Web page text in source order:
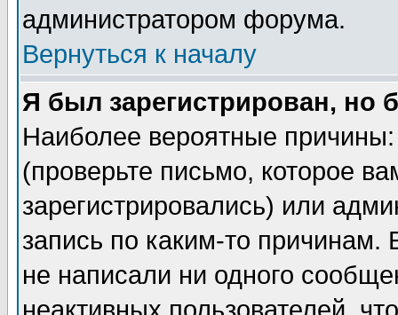
администратором форума.
Вернуться к началу
Я был зарегистрирован, но
Наиболее вероятные
(проверьте письмо, которое
зарегистрировались) или
запись по каким-то
не написали ни одного